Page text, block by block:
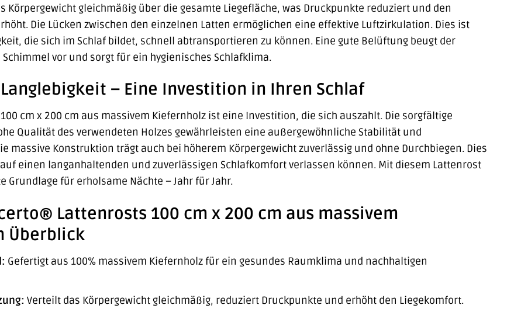
Körpergewicht gleichmäßig über die gesamte Liegefläche, was Druckpunkte reduziert und den
Die Lücken zwischen den einzelnen Latten ermöglichen eine effektive Luftzirkulation. Dies ist
die sich im Schlaf bildet, schnell abtransportieren zu können. Eine gute Belüftung beugt der
vor und sorgt für ein hygienisches Schlafklima.
– Eine Investition in Ihren Schlaf
cm x 200 cm aus massivem Kiefernholz ist eine Investition, die sich auszahlt. Die sorgfältige
Qualität des verwendeten Holzes gewährleisten eine außergewöhnliche Stabilität und
massive Konstruktion trägt auch bei höherem Körpergewicht zuverlässig und ohne Durchbiegen. Dies
einen langanhaltenden und zuverlässigen Schlafkomfort verlassen können. Mit diesem Lattenrost
Grundlage für erholsame Nächte – Jahr für Jahr.
Lattenrosts 100 cm x 200 cm aus massivem
Überblick
Gefertigt aus 100% massivem Kiefernholz für ein gesundes Raumklima und nachhaltigen
Verteilt das Körpergewicht gleichmäßig, reduziert Druckpunkte und erhöht den Liegekomfort.